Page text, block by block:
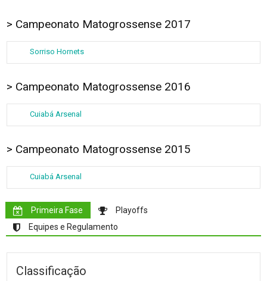
> Campeonato Matogrossense 2017
Sorriso Hornets
> Campeonato Matogrossense 2016
Cuiabá Arsenal
> Campeonato Matogrossense 2015
Cuiabá Arsenal
Primeira Fase
Playoffs
Equipes e Regulamento
Classificação